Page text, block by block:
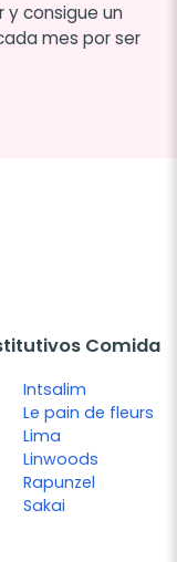
consigue un
mes por ser
Comida
Intsalim
Le pain de fleurs
Lima
Linwoods
Rapunzel
Sakai